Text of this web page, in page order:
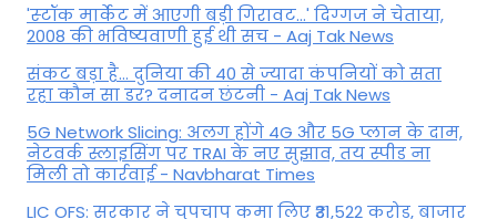
'स्‍टॉक मार्केट में आएगी बड़ी गिरावट...' दिग्‍गज ने चेताया,
2008 की भविष्यवाणी हुई थी सच - Aaj Tak News
संकट बड़ा है... दुनिया की 40 से ज्यादा कंपनियों को सता
रहा कौन सा डर? दनादन छंटनी - Aaj Tak News
5G Network Slicing: अलग होंगे 4G और 5G प्लान के दाम,
नेटवर्क स्लाइसिंग पर TRAI के नए सुझाव, तय स्पीड ना
मिली तो कार्रवाई - Navbharat Times
LIC OFS: सरकार ने चुपचाप कमा लिए ₹31,522 करोड़, बाजार